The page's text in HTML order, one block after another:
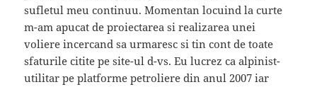
sufletul meu continuu. Momentan locuind la curte
m-am apucat de proiectarea si realizarea unei
voliere incercand sa urmaresc si tin cont de toate
sfaturile citite pe site-ul d-vs. Eu lucrez ca alpinist-
utilitar pe platforme petroliere din anul 2007 iar